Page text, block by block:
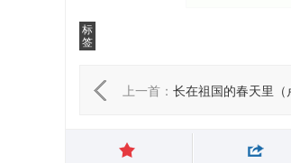
标
签
上一首： 长在祖国的春天里（